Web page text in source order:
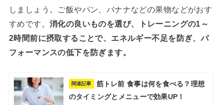
しましょう。ご飯やパン、バナナなどの果物などがおす
すめです。 消化の良いものを選び、トレーニングの1～
2時間前に摂取することで、エネルギー不足を防ぎ、パ
フォーマンスの低下を防ぎます。
関連記事
筋トレ前 食事は何を食べる？理想
のタイミングとメニューで効果UP！